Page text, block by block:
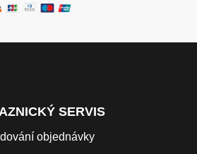
SERVIS
objednávky